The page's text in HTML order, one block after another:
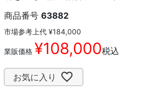
商品番号 63882
市場参考上代 ¥184,000
業販価格 ¥108,000税込
お気に入り